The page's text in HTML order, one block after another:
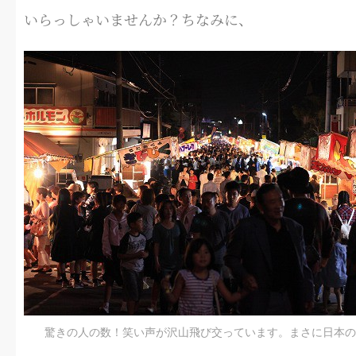
いらっしゃいませんか？ちなみに、
驚きの人の数！笑い声が沢山飛び交っています。まさに日本